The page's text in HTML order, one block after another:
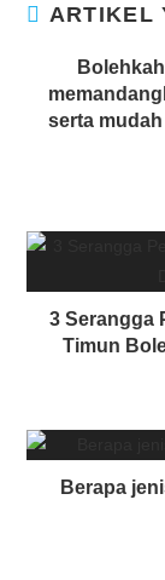
ARTIKEL
serta
3 Serangga
Timun
Berapa